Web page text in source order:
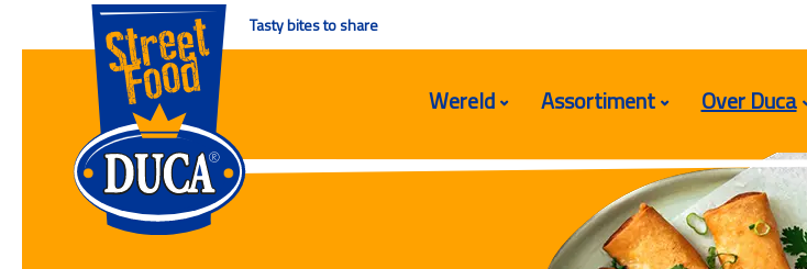
Tasty bites to share
Wereld Assortiment Over Duca